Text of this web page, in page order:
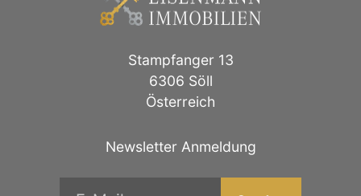
Stampfanger 13
6306 Söll
Österreich
Newsletter Anmeldung